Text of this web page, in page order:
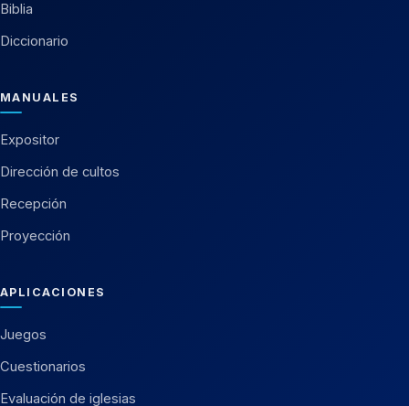
Biblia
Diccionario
MANUALES
Expositor
Dirección de cultos
Recepción
Proyección
APLICACIONES
Juegos
Cuestionarios
Evaluación de iglesias